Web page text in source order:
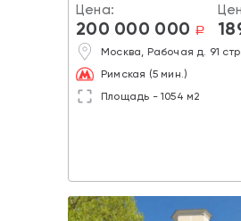
Цена:
200 000 000 a
Москва, Рабочая д. 91
Римская (5 мин.)
Площадь - 1054 м2